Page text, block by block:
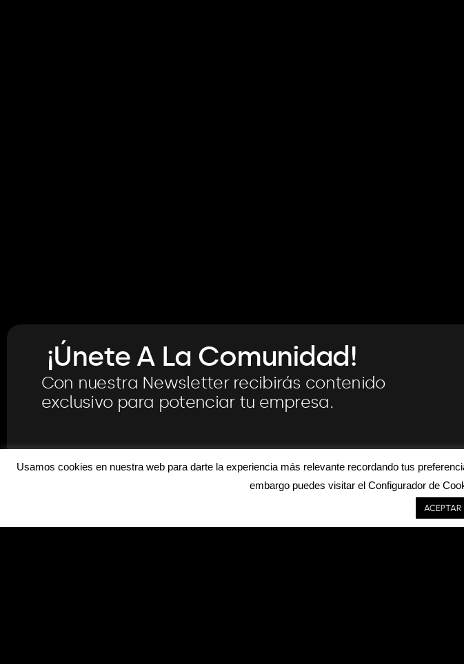
¡Únete A La Comunidad!
Con nuestra Newsletter recibirás contenido
exclusivo para potenciar tu empresa.
Usamos cookies en nuestra web para darte la experiencia más relevante recordando tus
embargo puedes visitar el Configurador de
ACEPTAR